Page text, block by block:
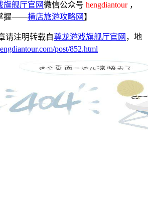
旗舰厅官网微信公众号 hengdiantour，
握——横店旅游攻略网 】
注明转载自尊龙游戏旗舰厅官网 ，地
post/852.html